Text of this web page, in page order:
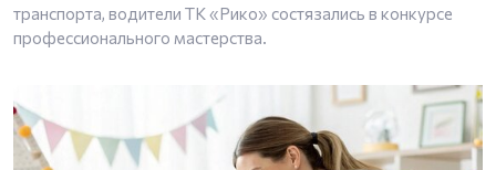
транспорта, водители ТК «Рико» состязались в конкурсе
профессионального мастерства.